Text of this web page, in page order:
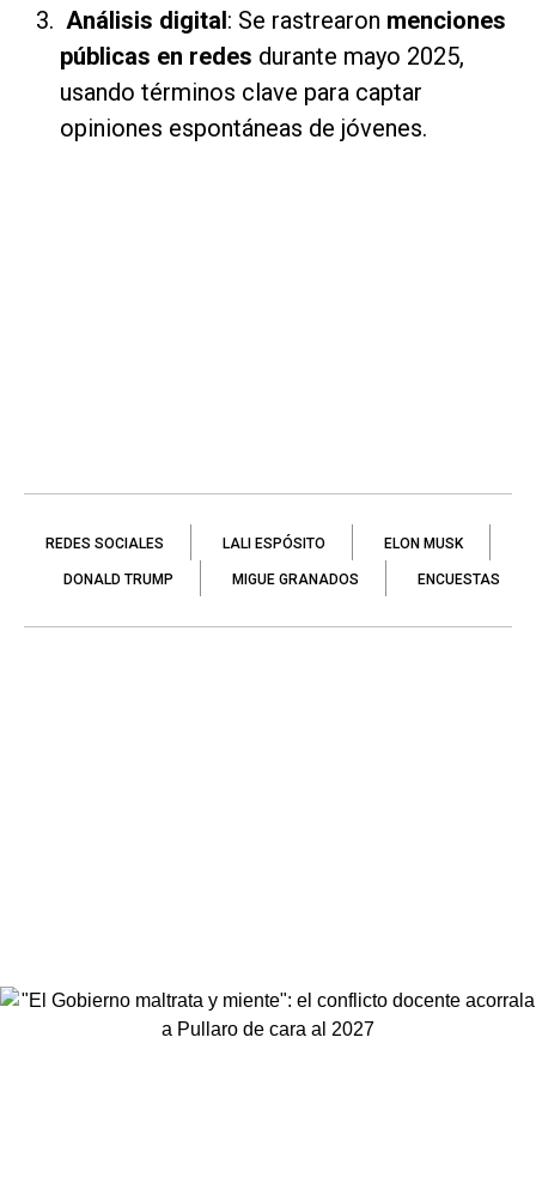
Análisis digital: Se rastrearon menciones
públicas en redes durante mayo 2025,
usando términos clave para captar
opiniones espontáneas de jóvenes.
REDES SOCIALES LALI ESPÓSITO ELON MUSK
DONALD TRUMP MIGUE GRANADOS ENCUESTAS